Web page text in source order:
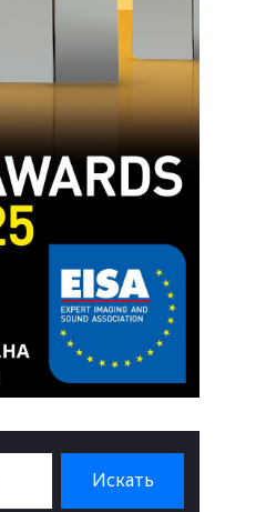
Искать